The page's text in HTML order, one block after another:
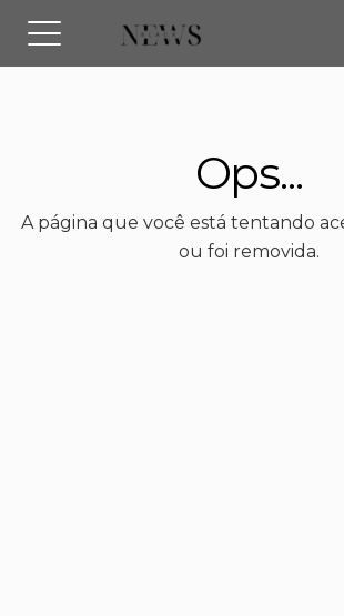
Ops...
A página que você está tentando
ou foi removida.